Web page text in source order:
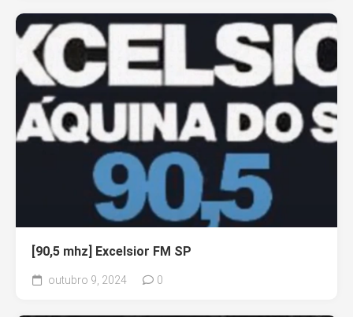
[90,5 mhz] Excelsior FM SP
outubro 9, 2024 0